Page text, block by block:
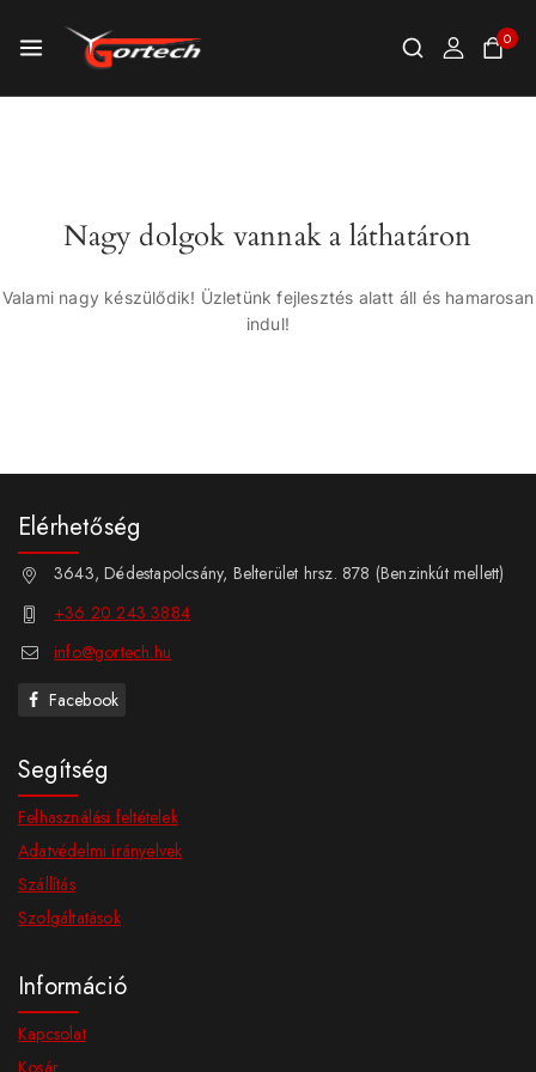
0
Nagy dolgok vannak a láthatáron
Valami nagy készülődik! Üzletünk fejlesztés alatt áll és hamarosan
indul!
Elérhetőség
3643, Dédestapolcsány, Belterület hrsz. 878 (Benzinkút mellett)
+36 20 243 3884
info@gortech.hu
Facebook
Segítség
Felhasználási feltételek
Adatvédelmi irányelvek
Szállítás
Szolgáltatások
Információ
Kapcsolat